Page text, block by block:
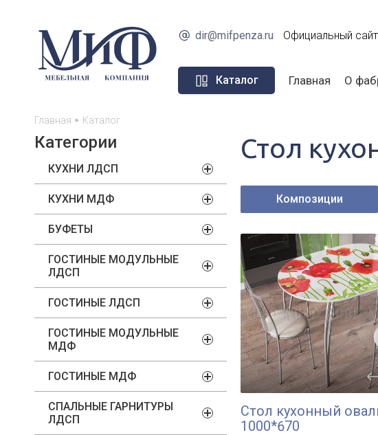
dir@mifpenza.ru Официальный
Каталог Главная О
Главная Каталог
Категории
КУХНИ ЛДСП
КУХНИ МДФ
БУФЕТЫ
ГОСТИНЫЕ МОДУЛЬНЫЕ
ЛДСП
ГОСТИНЫЕ ЛДСП
ГОСТИНЫЕ МОДУЛЬНЫЕ
МДФ
ГОСТИНЫЕ МДФ
СПАЛЬНЫЕ ГАРНИТУРЫ
ЛДСП
Стол
Композиции
Стол кухонный
1000*670